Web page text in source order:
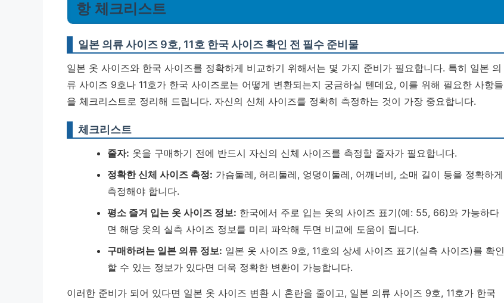
항 체크리스트
일본 의류 사이즈 9호, 11호 한국 사이즈 확인 전 필수 준비물
일본 옷 사이즈와 한국 사이즈를 정확하게 비교하기 위해서는 몇 가지 준비가 필요합니다. 특히 일본 의
류 사이즈 9호나 11호가 한국 사이즈로는 어떻게 변환되는지 궁금하실 텐데요, 이를 위해 필요한 사항들
을 체크리스트로 정리해 드립니다. 자신의 신체 사이즈를 정확히 측정하는 것이 가장 중요합니다.
체크리스트
줄자: 옷을 구매하기 전에 반드시 자신의 신체 사이즈를 측정할 줄자가 필요합니다.
정확한 신체 사이즈 측정: 가슴둘레, 허리둘레, 엉덩이둘레, 어깨너비, 소매 길이 등을 정확하게
측정해야 합니다.
평소 즐겨 입는 옷 사이즈 정보: 한국에서 주로 입는 옷의 사이즈 표기(예: 55, 66)와 가능하다
면 해당 옷의 실측 사이즈 정보를 미리 파악해 두면 비교에 도움이 됩니다.
구매하려는 일본 의류 정보: 일본 옷 사이즈 9호, 11호의 상세 사이즈 표기(실측 사이즈)를 확인
할 수 있는 정보가 있다면 더욱 정확한 변환이 가능합니다.
이러한 준비가 되어 있다면 일본 옷 사이즈 변환 시 혼란을 줄이고, 일본 의류 사이즈 9호, 11호가 한국